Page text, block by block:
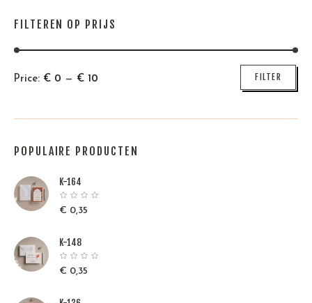
FILTEREN OP PRIJS
Min
Max
FILTER
Price: € 0 — € 10
POPULAIRE PRODUCTEN
K-164
€ 0,35
K-148
€ 0,35